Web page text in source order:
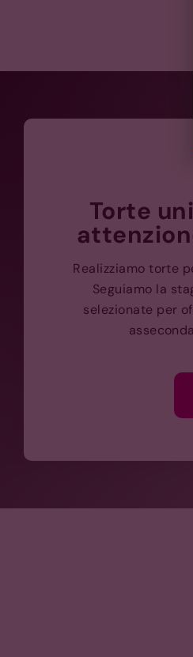
Torte
Realizziamo torte
Seguiamo la
selezionate per